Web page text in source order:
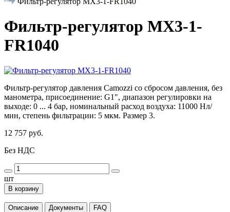
Фильтр-регулятор MX3-1-
FR1040
Фильтр-регулятор давления Camozzi со сбросом давления, без
манометра, присоединение: G1", диапазон регулировки на
выходе: 0 ... 4 бар, номинальный расход воздуха: 11000 Нл/
мин, степень фильтрации: 5 мкм. Размер 3.
12 757 руб.
Без НДС
шт
В корзину
Описание Документы FAQ